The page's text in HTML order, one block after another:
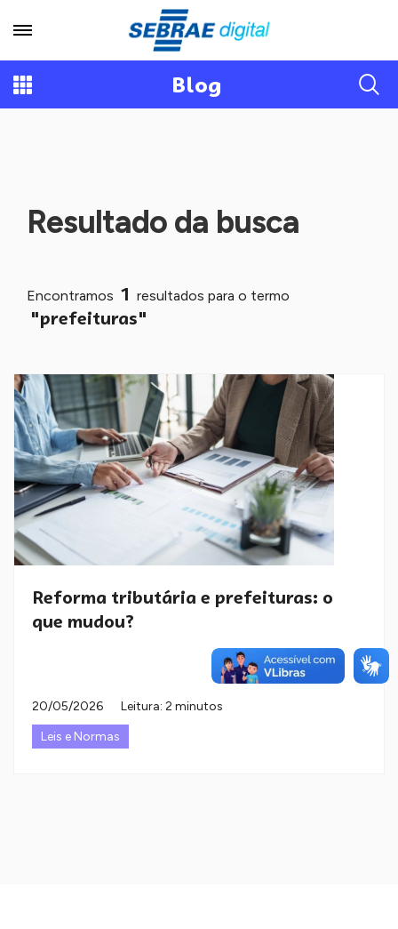
Blog
Resultado da busca
Encontramos 1 resultados para o termo
"prefeituras"
Reforma tributária e prefeituras: o
que mudou?
20/05/2026
Leitura: 2 minutos
Leis e Normas